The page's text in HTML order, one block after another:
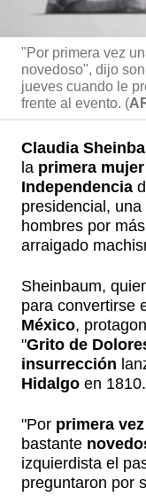
"Por primera vez
novedoso", dijo
jueves cuando le
frente al evento. (
Claudia
la primera mujer
Independencia
presidencial, una
hombres por
arraigado
Sheinbaum,
para convertirse
México,
"Grito de
insurrección
Hidalgo en 1810.
"Por primera vez
bastante
izquierdista el
preguntaron por